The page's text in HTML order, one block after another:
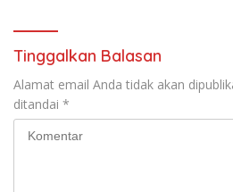
Tinggalkan Balasan
Alamat email Anda tidak akan
ditandai *